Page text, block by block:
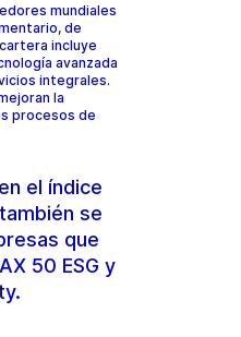
mundiales
de
incluye
avanzada
integrales.
la
procesos de
el índice
se
que
50 ESG y